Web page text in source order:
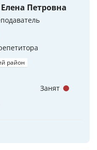
Петровна
район
Занят